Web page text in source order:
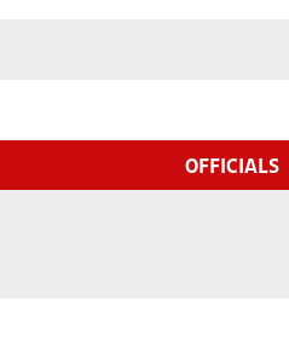
OFFICIALS